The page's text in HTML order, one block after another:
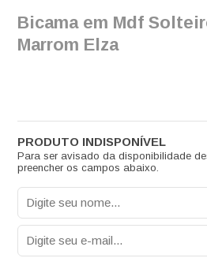
Bicama em Mdf
Marrom Elza
Para ser avisado da disponibilidade
preencher os campos abaixo.